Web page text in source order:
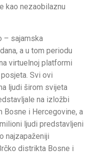
kao nezaobilaznu
– sajamska
a u tom periodu
virtuelnoj platformi
Svi ovi
ljudi širom svijeta
na izložbi
Bosne i Hercegovine, a
ljudi predstavljeni
najzapaženiji
distrikta Bosne i